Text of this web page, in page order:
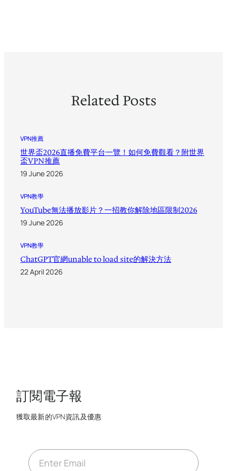
Related Posts
VPN推薦
世界盃2026直播免費平台一覽！如何免費觀看？附世界
盃VPN推薦
19 June 2026
VPN教學
YouTube無法播放影片？一招教你解除地區限制2026
19 June 2026
VPN教學
ChatGPT官網unable to load site的解決方法
22 April 2026
訂閱電子報
獲取最新的VPN資訊及優惠
E
m